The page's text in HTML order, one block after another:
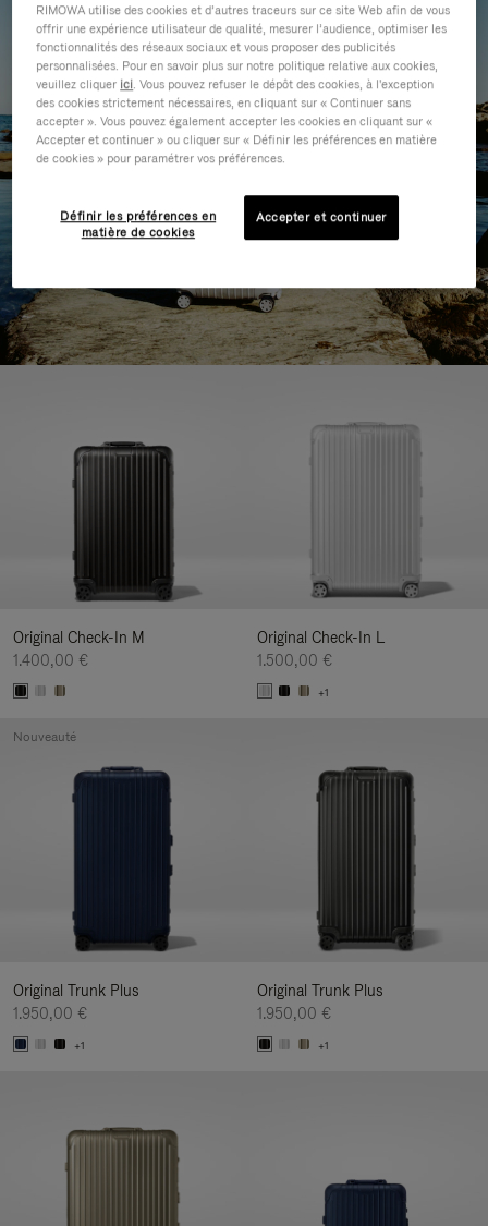
Original Check-In M
1.400,00 €
Original Check-In L
1.500,00 €
+1
Original Trunk Plus
1.950,00 €
+1
Nouveauté
Original Trunk Plus
1.950,00 €
+1
RIMOWA utilise des cookies et d’autres traceurs sur ce site Web afin de vous
offrir une expérience utilisateur de qualité, mesurer l’audience, optimiser les
fonctionnalités des réseaux sociaux et vous proposer des publicités
personnalisées. Pour en savoir plus sur notre politique relative aux cookies,
veuillez cliquer ici. Vous pouvez refuser le dépôt des cookies, à l'exception
des cookies strictement nécessaires, en cliquant sur « Continuer sans
accepter ». Vous pouvez également accepter les cookies en cliquant sur «
Accepter et continuer » ou cliquer sur « Définir les préférences en matière
de cookies » pour paramétrer vos préférences.
Définir les préférences en
matière de cookies
Accepter et continuer